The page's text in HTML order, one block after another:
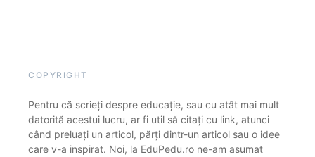
COPYRIGHT
Pentru că scrieți despre educație, sau cu atât mai mult
datorită acestui lucru, ar fi util să citați cu link, atunci
când preluați un articol, părți dintr-un articol sau o idee
care v-a inspirat. Noi, la EduPedu.ro ne-am asumat